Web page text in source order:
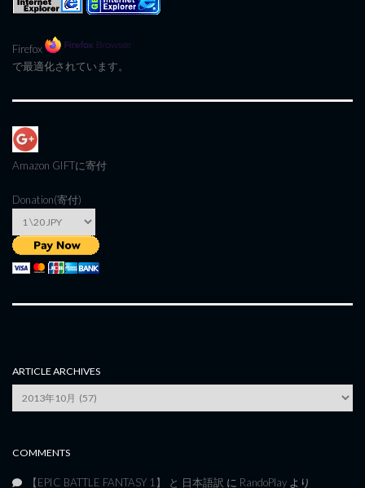
Firefox
で最適化されています。
Amazon GIFTに寄付
Donation(寄付)
ARTICLE ARCHIVES
Article
Archives
COMMENTS
【EPIC BATTLE FANTASY 1】 と 日本語訳 に RandoPlay より